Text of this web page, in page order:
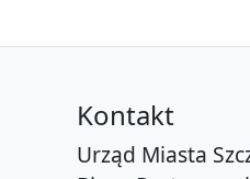
Kontakt
Urząd Miasta